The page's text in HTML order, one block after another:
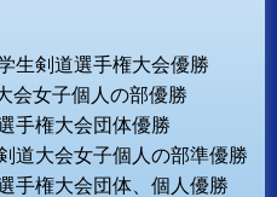
生剣道選手権大会優勝
会女子個人の部優勝
手権大会団体優勝
道大会女子個人の部準優勝
手権大会団体、個人優勝